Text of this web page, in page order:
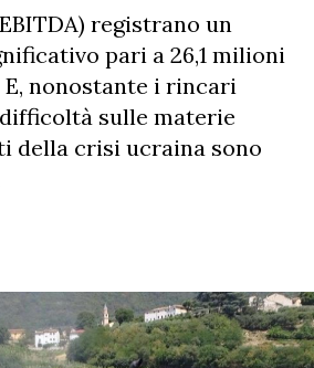
registrano un
pari a 26,1 milioni
E, nonostante i rincari
sulle materie
della crisi ucraina sono